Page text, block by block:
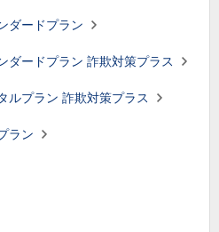
ダードプラン
ダードプラン 詐欺対策プラス
ルプラン 詐欺対策プラス
ラン